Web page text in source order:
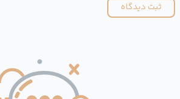
ثبت دیدگاه